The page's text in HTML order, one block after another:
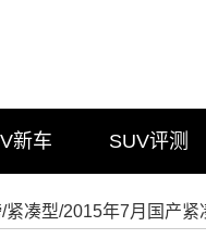
新车 SUV评测
/紧凑型/2015年7月国产紧